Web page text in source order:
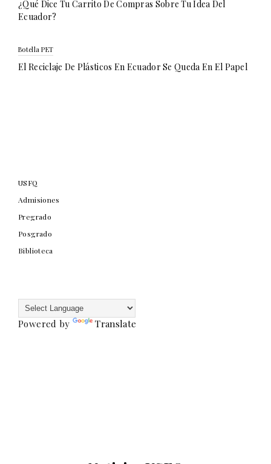
¿Qué Dice Tu Carrito De Compras Sobre Tu Idea Del
Ecuador?
Botella PET
El Reciclaje De Plásticos En Ecuador Se Queda En El Papel
USFQ
Admisiones
Pregrado
Posgrado
Biblioteca
Powered by Translate